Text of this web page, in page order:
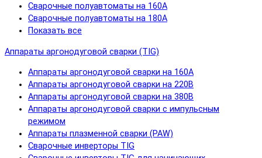
Сварочные полуавтоматы на 160А
Сварочные полуавтоматы на 180А
Показать все
Аппараты аргонодуговой сварки (TIG)
Аппараты аргонодуговой сварки на 160А
Аппараты аргонодуговой сварки на 220В
Аппараты аргонодуговой сварки на 380В
Аппараты аргонодуговой сварки с импульсным
режимом
Аппараты плазменной сварки (PAW)
Сварочные инверторы TIG